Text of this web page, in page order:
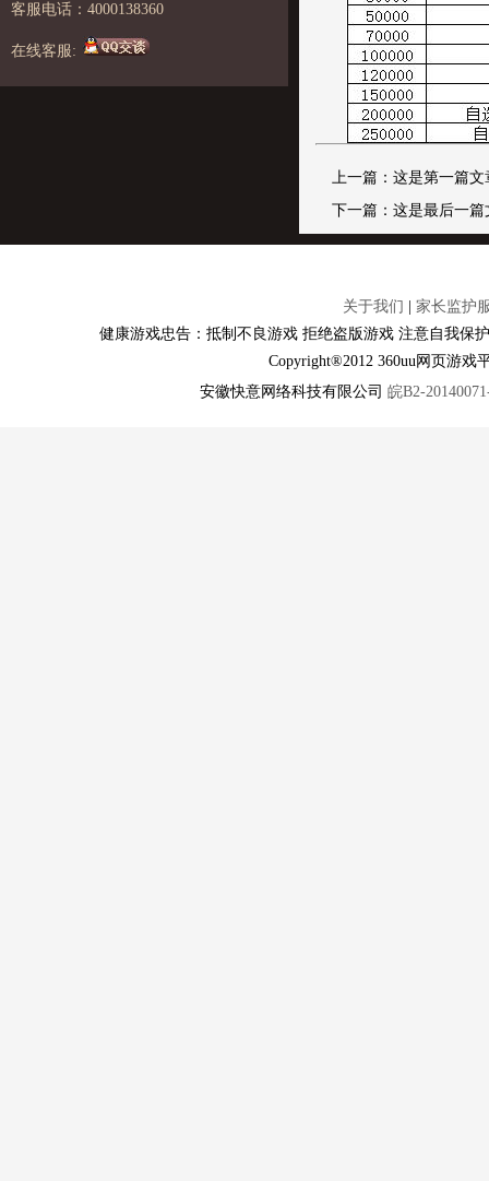
客服电话：4000138360
在线客服:
上一篇：这是第一篇文
下一篇：这是最后一篇
关于我们
家长监护
健康游戏忠告：抵制不良游戏 拒绝盗版游戏 注意自我保
Copyright®2012 360uu网页游
安徽快意网络科技有限公司 皖B2-